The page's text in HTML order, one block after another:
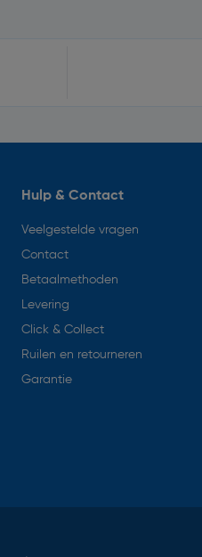
Hulp & Contact
Veelgestelde vragen
Contact
Betaalmethoden
Levering
Click & Collect
Ruilen en retourneren
Garantie